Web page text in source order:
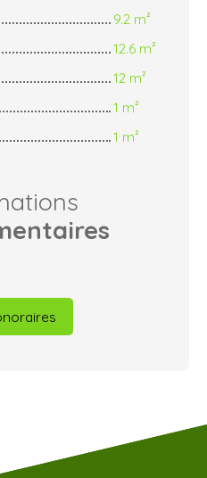
9.2 m²
12.6 m²
12 m²
1 m²
1 m²